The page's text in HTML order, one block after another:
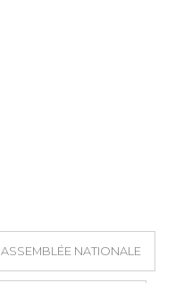
ASSEMBLÉE NATIONALE